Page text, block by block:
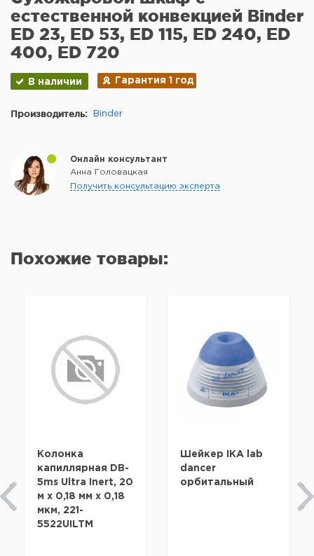
естественной конвекцией Binder
ED 23, ED 53, ED 115, ED 240, ED
400, ED 720
В наличии Гарантия 1 год
Производитель: Binder
Онлайн консультант
Анна Головацкая
Получить консультацию эксперта
Похожие товары:
Колонка
капиллярная DB-
5ms Ultra Inert, 20
м x 0,18 мм х 0,18
мкм, 221-
5522UILTM
Шейкер IKA lab
dancer
орбитальный